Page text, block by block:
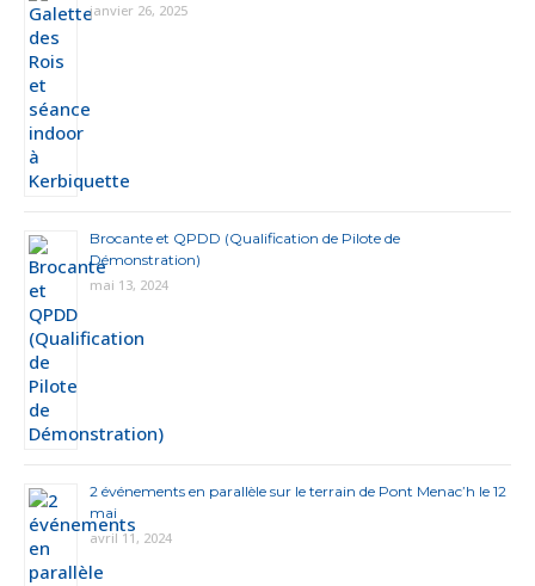
janvier 26, 2025
Brocante et QPDD (Qualification de Pilote de
Démonstration)
mai 13, 2024
2 événements en parallèle sur le terrain de Pont Menac’h le 12
mai
avril 11, 2024